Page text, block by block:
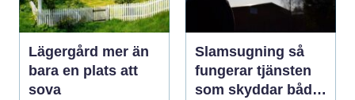
Lägergård mer än
bara en plats att
sova
Slamsugning så
fungerar tjänsten
som skyddar både